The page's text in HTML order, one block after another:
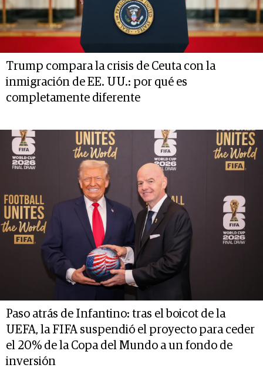
Trump compara la crisis de Ceuta con la
inmigración de EE. UU.: por qué es
completamente diferente
Paso atrás de Infantino: tras el boicot de la
UEFA, la FIFA suspendió el proyecto para ceder
el 20% de la Copa del Mundo a un fondo de
inversión